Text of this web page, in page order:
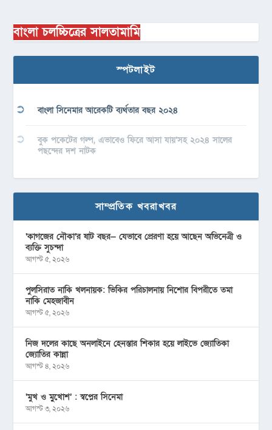
বাংলা চলচ্চিত্রের সালতামামি
স্পটলাইট
বাংলা সিনেমার আরেকটি ব্যর্থতার বছর ২০২৪
বুক পকেটের গল্প, এভাবেও ফিরে আসা যায়’সহ ২০২৪ সালের
পছন্দের দশ নাটক
সাম্প্রতিক খবরাখবর
‘কাগজের নৌকা’র ষাট বছর— যেভাবে প্রেরণা হয়ে আছেন অভিনেত্রী ও
ব্যক্তি সুচন্দা
আগস্ট ৫, ২০২৬
পুলসিরাত নাকি খলনায়ক: ভিকির পরিচালনায় নিশোর বিপরীতে তমা
নাকি মেহজাবীন
আগস্ট ৫, ২০২৬
নিজ দলের কাছে অনলাইনে হেনস্তার শিকার হয়ে লাইভে জ্যোতিকা
জ্যোতির কান্না
আগস্ট ৪, ২০২৬
‘মুখ ও মু্খোশ’ : স্বপ্নের সিনেমা
আগস্ট ৩, ২০২৬